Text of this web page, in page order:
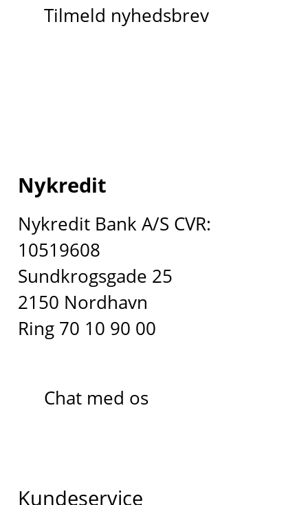
Tilmeld nyhedsbrev
Nykredit
Nykredit Bank A/S CVR:
10519608
Sundkrogsgade 25
2150 Nordhavn
Ring 70 10 90 00
Chat med os
Kundeservice